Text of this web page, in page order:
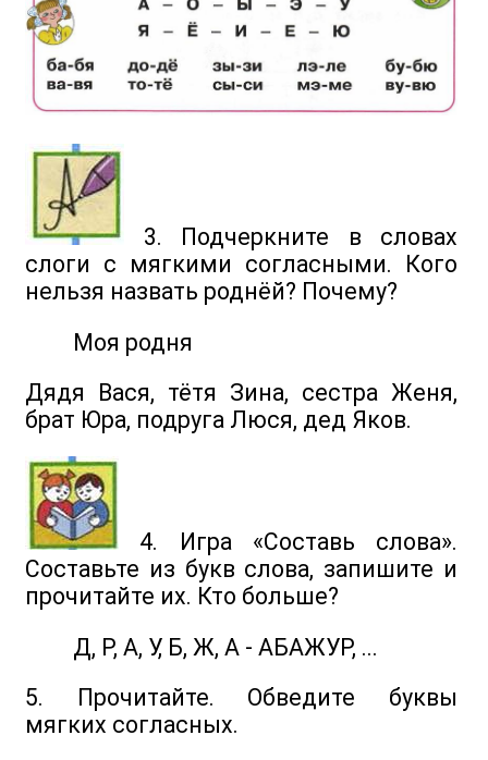
3. Подчеркните в словах
слоги с мягкими согласными. Кого
нельзя назвать роднёй? Почему?
Моя родня
Дядя Вася, тётя Зина, сестра Женя,
брат Юра, подруга Люся, дед Яков.
4. Игра «Составь слова».
Составьте из букв слова, запишите и
прочитайте их. Кто больше?
Д, Р, А, У, Б, Ж, А - АБАЖУР, ...
5. Прочитайте. Обведите буквы
мягких согласных.